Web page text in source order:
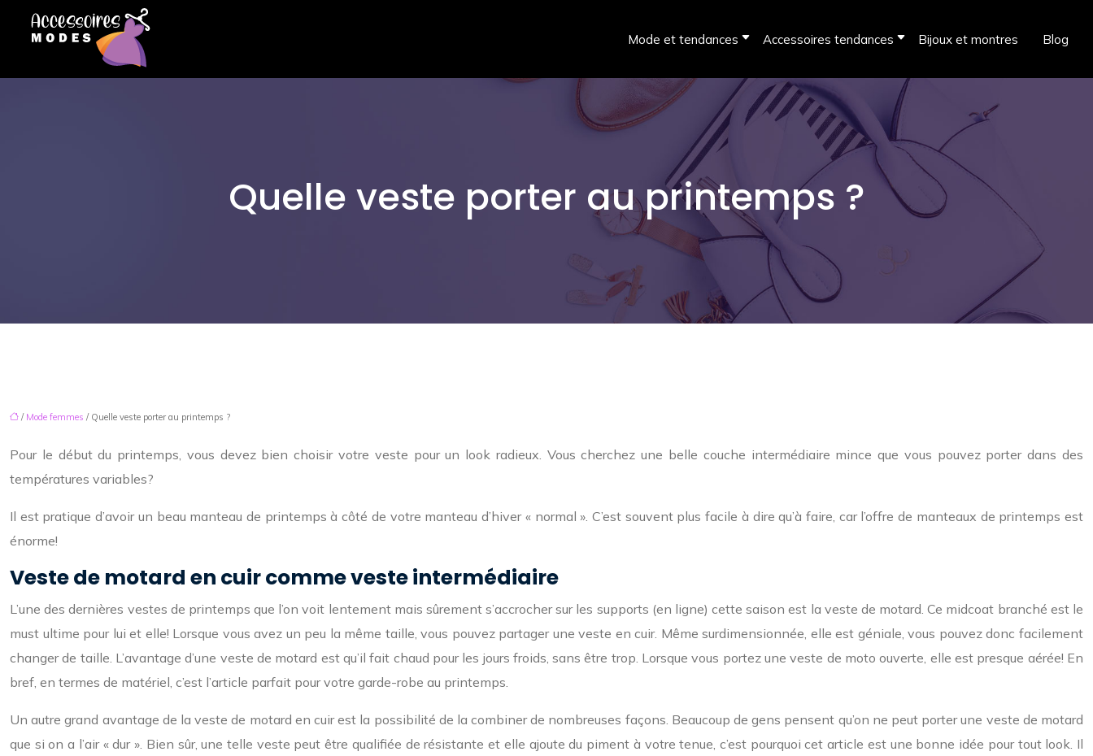
Mode et tendances Accessoires tendances Bijoux et montres Blog
Quelle veste porter au printemps ?
/ Mode femmes / Quelle veste porter au printemps ?
Pour le début du printemps, vous devez bien choisir votre veste pour un look radieux. Vous cherchez une belle couche intermédiaire mince que vous pouvez porter dans des
températures variables?
Il est pratique d’avoir un beau manteau de printemps à côté de votre manteau d’hiver « normal ». C’est souvent plus facile à dire qu’à faire, car l’offre de manteaux de printemps est
énorme!
Veste de motard en cuir comme veste intermédiaire
L’une des dernières vestes de printemps que l’on voit lentement mais sûrement s’accrocher sur les supports (en ligne) cette saison est la veste de motard. Ce midcoat branché est le
must ultime pour lui et elle! Lorsque vous avez un peu la même taille, vous pouvez partager une veste en cuir. Même surdimensionnée, elle est géniale, vous pouvez donc facilement
changer de taille. L’avantage d’une veste de motard est qu’il fait chaud pour les jours froids, sans être trop. Lorsque vous portez une veste de moto ouverte, elle est presque aérée! En
bref, en termes de matériel, c’est l’article parfait pour votre garde-robe au printemps.
Un autre grand avantage de la veste de motard en cuir est la possibilité de la combiner de nombreuses façons. Beaucoup de gens pensent qu’on ne peut porter une veste de motard
que si on a l’air « dur ». Bien sûr, une telle veste peut être qualifiée de résistante et elle ajoute du piment à votre tenue, c’est pourquoi cet article est une bonne idée pour tout look. Il